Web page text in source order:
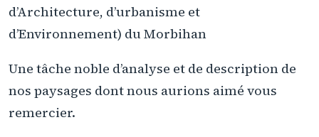
d’Architecture, d’urbanisme et
d’Environnement) du Morbihan
Une tâche noble d’analyse et de description de
nos paysages dont nous aurions aimé vous
remercier.